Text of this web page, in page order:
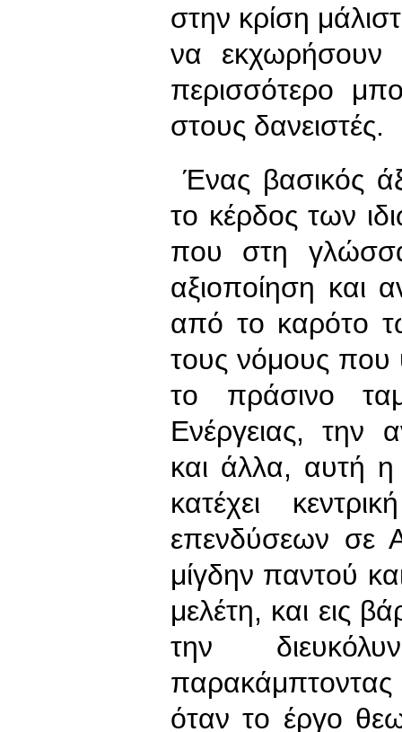
στην κρίση
να εκχωρήσουν
περισσότερο
στους δανειστές.
Ένας βασικός
το κέρδος των
που στη
αξιοποίηση και
από το καρότο
τους νόμους
το πράσινο
Ενέργειας, την
και άλλα, αυτή η
κατέχει
επενδύσεων σε
μίγδην παντού
μελέτη, και εις
την
παρακάμπτοντας
όταν το έργο